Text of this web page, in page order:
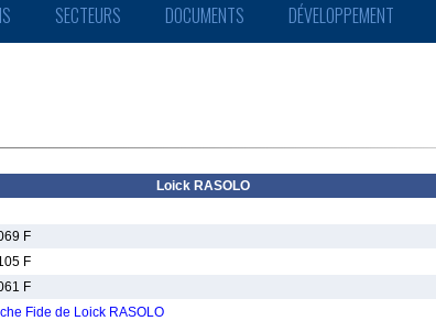
SECTEURS DOCUMENTS DÉVELOPPEMENT
Loick RASOLO
F
F
F
Fide de Loick RASOLO